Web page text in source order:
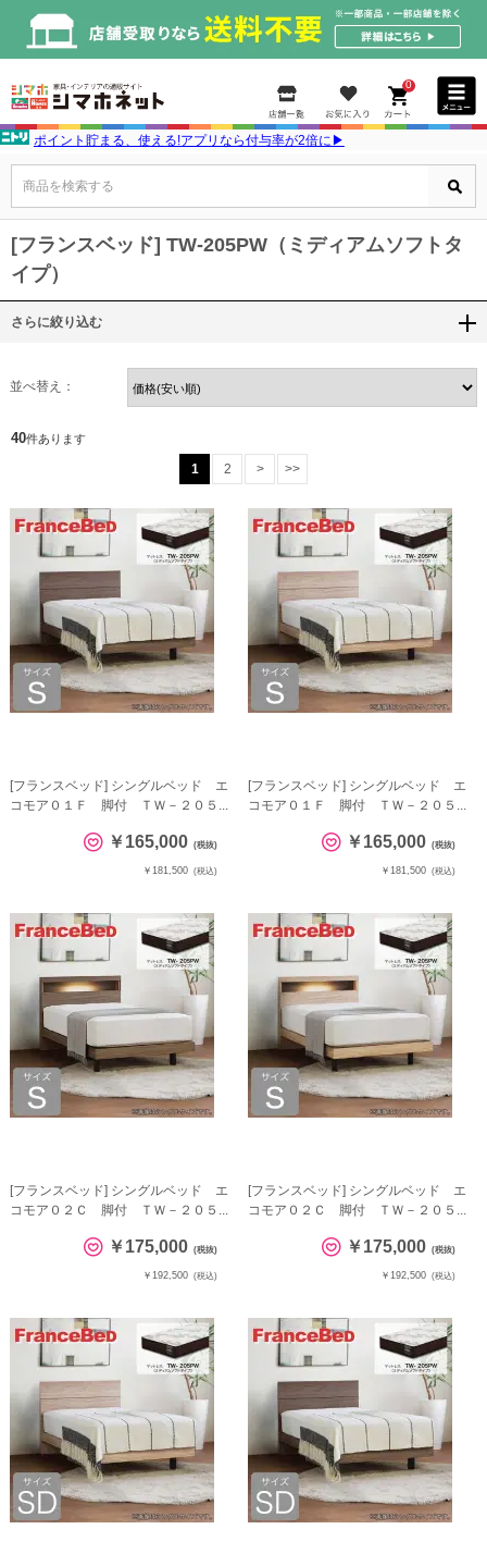
0
ポイント貯まる、使える!アプリなら付与率が2倍に▶
商品を検索する
[フランスベッド] TW-205PW（ミディアムソフトタ
イプ）
さらに絞り込む
並べ替え：
40件あります
1 2 > >>
[フランスベッド] シングルベッド エ
コモア０１Ｆ 脚付 ＴＷ－２０５...
￥165,000 (税抜)
￥181,500 (税込)
[フランスベッド] シングルベッド エ
コモア０１Ｆ 脚付 ＴＷ－２０５...
￥165,000 (税抜)
￥181,500 (税込)
[フランスベッド] シングルベッド エ
コモア０２Ｃ 脚付 ＴＷ－２０５...
￥175,000 (税抜)
￥192,500 (税込)
[フランスベッド] シングルベッド エ
コモア０２Ｃ 脚付 ＴＷ－２０５...
￥175,000 (税抜)
￥192,500 (税込)